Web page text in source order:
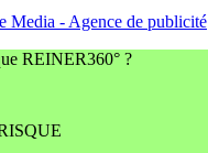
Media - Agence de publicité
REINER360° ?